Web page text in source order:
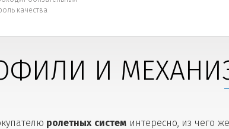
качества
И
ролетных систем интересно, из чего